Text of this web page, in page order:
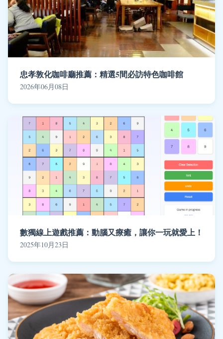
忠孝敦化咖啡廳推薦：精選5間必訪特色咖啡館
2026年06月08日
數獨線上遊戲推薦：動腦又療癒，讓你一玩就愛上！
2025年10月23日